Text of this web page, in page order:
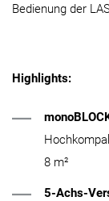
Bedienung der
Highlights:
8 m²
5-Achs-